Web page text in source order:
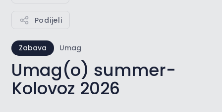
Podijeli
Zabava Umag
Umag(o) summer-
Kolovoz 2026